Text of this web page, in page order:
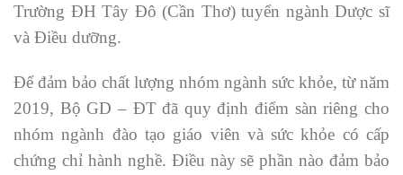
Trường ĐH Tây Đô (Cần Thơ) tuyển ngành Dược sĩ
và Điều dưỡng.
Để đảm bảo chất lượng nhóm ngành sức khỏe, từ năm
2019, Bộ GD – ĐT đã quy định điểm sàn riêng cho
nhóm ngành đào tạo giáo viên và sức khỏe có cấp
chứng chỉ hành nghề. Điều này sẽ phần nào đảm bảo